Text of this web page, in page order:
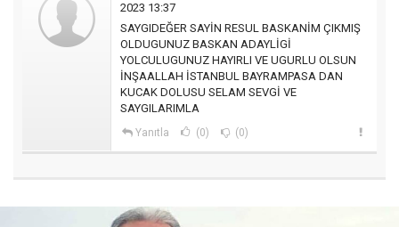
2023 13:37
SAYGIDEĞER SAYİN RESUL BASKANİM ÇIKMIŞ
OLDUGUNUZ BASKAN ADAYLİGİ
YOLCULUGUNUZ HAYIRLI VE UGURLU OLSUN
İNŞAALLAH İSTANBUL BAYRAMPASA DAN
KUCAK DOLUSU SELAM SEVGİ VE
SAYGILARIMLA
Yanıtla (0) (0)